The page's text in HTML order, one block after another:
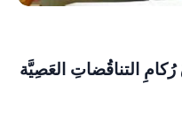
التناقُضاتِ العَصِيَّة